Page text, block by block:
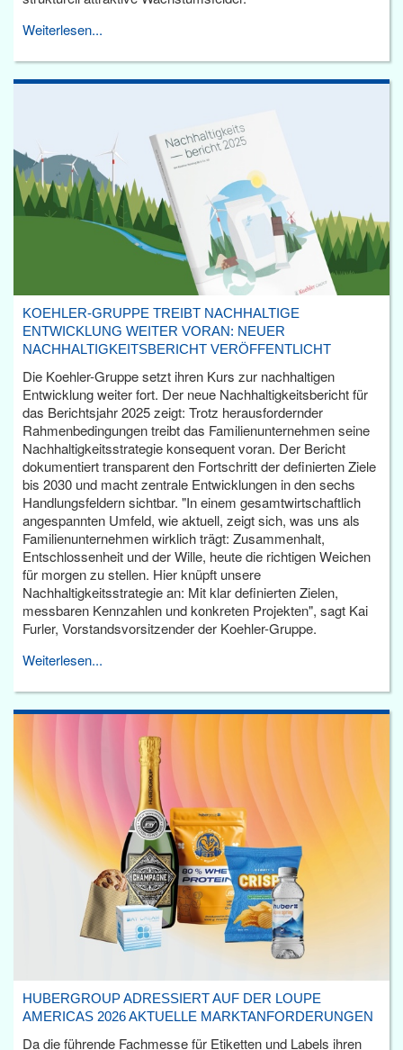
Weiterlesen...
KOEHLER-GRUPPE TREIBT NACHHALTIGE
ENTWICKLUNG WEITER VORAN: NEUER
NACHHALTIGKEITSBERICHT VERÖFFENTLICHT
Die Koehler-Gruppe setzt ihren Kurs zur nachhaltigen
Entwicklung weiter fort. Der neue Nachhaltigkeitsbericht für
das Berichtsjahr 2025 zeigt: Trotz herausfordernder
Rahmenbedingungen treibt das Familienunternehmen seine
Nachhaltigkeitsstrategie konsequent voran. Der Bericht
dokumentiert transparent den Fortschritt der definierten Ziele
bis 2030 und macht zentrale Entwicklungen in den sechs
Handlungsfeldern sichtbar. "In einem gesamtwirtschaftlich
angespannten Umfeld, wie aktuell, zeigt sich, was uns als
Familienunternehmen wirklich trägt: Zusammenhalt,
Entschlossenheit und der Wille, heute die richtigen Weichen
für morgen zu stellen. Hier knüpft unsere
Nachhaltigkeitsstrategie an: Mit klar definierten Zielen,
messbaren Kennzahlen und konkreten Projekten", sagt Kai
Furler, Vorstandsvorsitzender der Koehler-Gruppe.
Weiterlesen...
HUBERGROUP ADRESSIERT AUF DER LOUPE
AMERICAS 2026 AKTUELLE MARKTANFORDERUNGEN
Da die führende Fachmesse für Etiketten und Labels ihren